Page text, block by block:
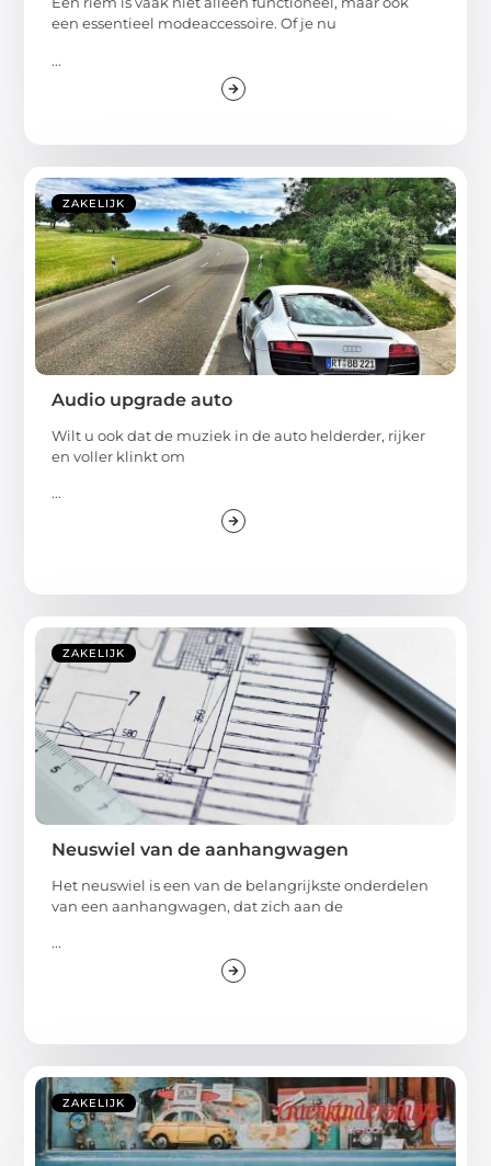
een essentieel modeaccessoire. Of je nu
...
ZAKELIJK
Audio upgrade auto
Wilt u ook dat de muziek in de auto helderder, rijker
en voller klinkt om
...
ZAKELIJK
Neuswiel van de aanhangwagen
Het neuswiel is een van de belangrijkste onderdelen
van een aanhangwagen, dat zich aan de
...
ZAKELIJK